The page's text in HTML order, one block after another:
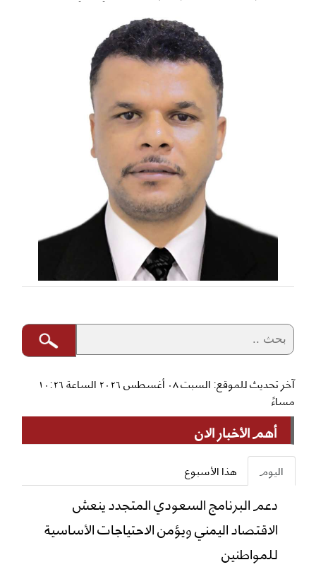
آخر تحديث للموقع: السبت ٠٨ أغسطس ٢٠٢٦ الساعة ١٠:٢٦
مساءً
أهم الأخبار الان
اليوم هذا الأسبوع
دعم البرنامج السعودي المتجدد ينعش
الاقتصاد اليمني ويؤمن الاحتياجات الأساسية
للمواطنين